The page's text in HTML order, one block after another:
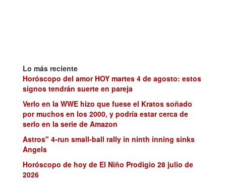
Lo más reciente
Horóscopo del amor HOY martes 4 de agosto: estos
signos tendrán suerte en pareja
Verlo en la WWE hizo que fuese el Kratos soñado
por muchos en los 2000, y podría estar cerca de
serlo en la serie de Amazon
Astros" 4-run small-ball rally in ninth inning sinks
Angels
Horóscopo de hoy de El Niño Prodigio 28 julio de
2026